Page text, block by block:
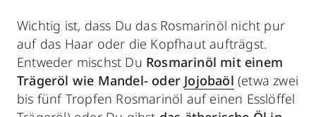
Wichtig ist, dass Du das Rosmarinöl nicht pur
auf das Haar oder die Kopfhaut aufträgst.
Entweder mischst Du Rosmarinöl mit einem
Trägeröl wie Mandel- oder Jojobaöl (etwa zwei
bis fünf Tropfen Rosmarinöl auf einen Esslöffel